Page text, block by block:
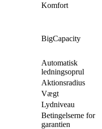
Komfort
BigCapacity
Automatisk
ledningsoprul
Aktionsradius
Vægt
Lydniveau
Betingelserne for
garantien